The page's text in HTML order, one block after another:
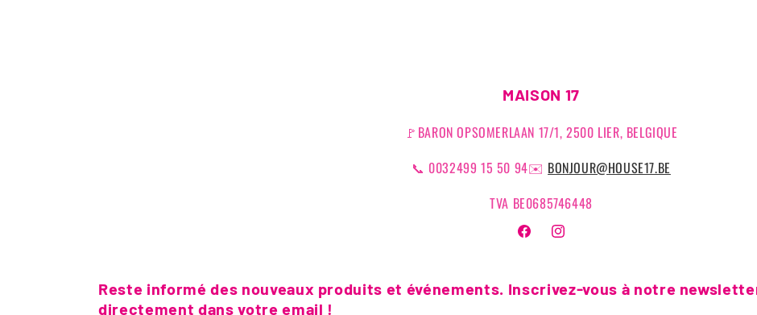
MAISON 17
🚩BARON OPSOMERLAAN 17/1, 2500 LIER, BELGIQUE
📞 0032499 15 50 94✉️ BONJOUR@HOUSE17.BE
TVA BE0685746448
FacebookInstagram
Reste informé des nouveaux produits et événements. Inscrivez-vous à notre
directement dans votre email !